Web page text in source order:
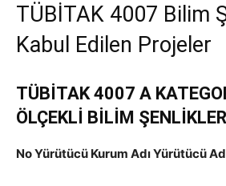
TÜBİTAK 4007 Bilim
Kabul Edilen Projeler
TÜBİTAK 4007 A
ÖLÇEKLİ BİLİM
No Yürütücü Kurum Adı Yürütücü